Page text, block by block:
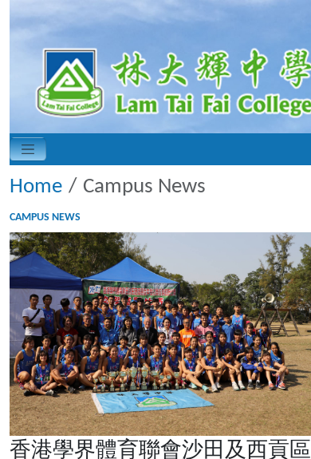
Home Campus News
CAMPUS NEWS
香港學界體育聯會沙田及西貢區